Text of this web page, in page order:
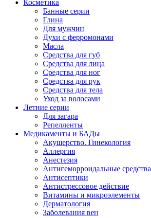
Косметика
Банные серии
Глина
Для мужчин
Духи с ферромонами
Масла
Средства для губ
Средства для лица
Средства для ног
Средства для рук
Средства для тела
Уход за волосами
Летние серии
Для загара
Репелленты
Медикаменты и БАДы
Акушерство. Гинекология
Аллергия
Анестезия
Антигеморроидальные средства
Антисептики
Антистрессовое действие
Витамины и микроэлементы
Дерматология
Заболевания вен